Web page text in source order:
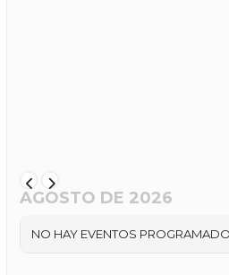
AGOSTO DE 2026
NO HAY EVENTOS